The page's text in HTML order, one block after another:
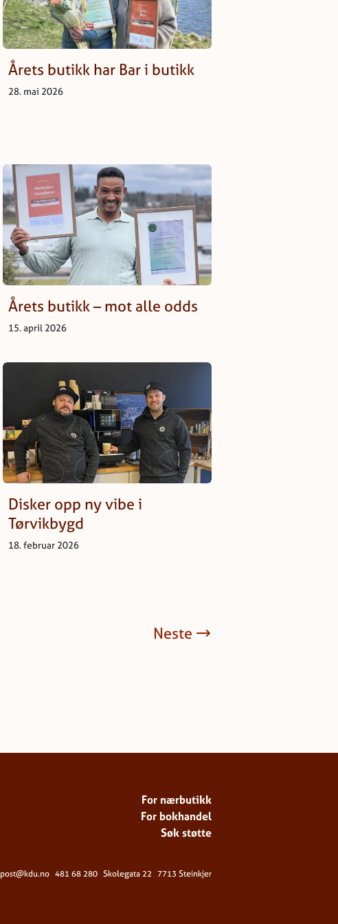
Årets butikk har Bar i butikk
28. mai 2026
Årets butikk – mot alle odds
15. april 2026
Disker opp ny vibe i
Tørvikbygd
18. februar 2026
Neste
For nærbutikk
For bokhandel
Søk støtte
post@kdu.no 481 68 280 Skolegata 22 7713 Steinkjer